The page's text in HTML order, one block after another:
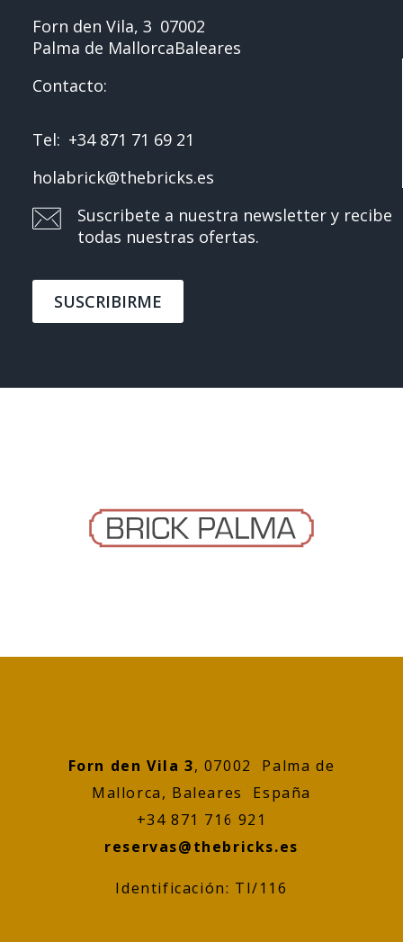
Forn den Vila, 3 07002
Palma de MallorcaBaleares
Contacto:
Tel: +34 871 71 69 21
holabrick@thebricks.es
Suscribete a nuestra newsletter y recibe
todas nuestras ofertas.
SUSCRIBIRME
Forn den Vila 3, 07002 Palma de
Mallorca, Baleares España
+34 871 716 921
reservas@thebricks.es
Identificación: TI/116